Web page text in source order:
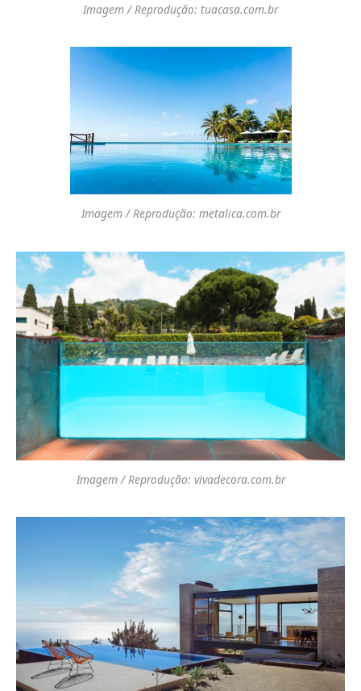
Imagem / Reprodução: tuacasa.com.br
Imagem / Reprodução: metalica.com.br
Imagem / Reprodução: vivadecora.com.br